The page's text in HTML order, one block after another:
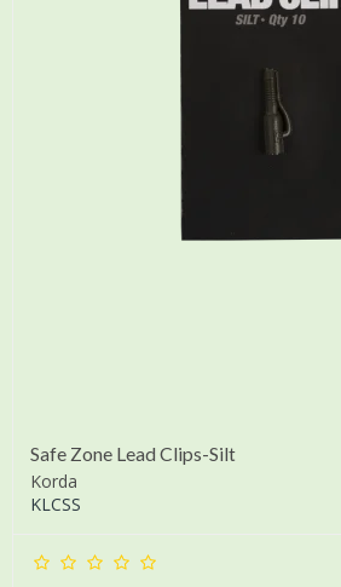
Safe Zone Lead Clips-Silt
Korda
KLCSS